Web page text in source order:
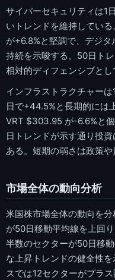
サイバーセキュリティは1
いトレンドを維持してい
が+6.8%と堅調で、デジ
持続を示唆する。50日ト
相対的ディフェンシブとし
インフラストラクチャー
日で+44.5%と長期的には
VRT $303.95 が-6.6%と
日トレンドが示す通り投
ある。短期の弱さは政策や
市場全体の動向分析
米国株市場全体の動向を
が50日移動平均線を上回
半数のセクターが50日移
な上昇トレンドの健全性
スでは12セクターがプラ